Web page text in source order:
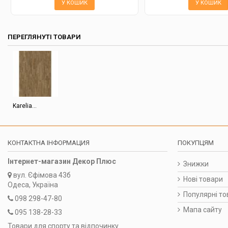
У КОШИК У КОШИК
ПЕРЕГЛЯНУТІ ТОВАРИ
Karelia...
КОНТАКТНА ІНФОРМАЦИЯ
Інтернет-магазин Декор Плюс
вул. Єфімова 43б
Одеса, Україна
098 298-47-80
095 138-28-33
Товари для спорту та відпочинку
ПОКУПЦЯМ
Знижки
Нові товари
Популярні
Мапа сайту